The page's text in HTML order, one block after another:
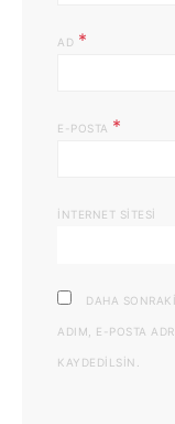
AD *
E-POSTA *
İNTERNET SITESI
DAHA
ADIM, E-POSTA
KAYDEDILSIN.